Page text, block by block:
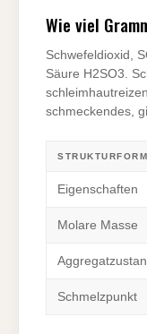
Wie viel
Schwefeldioxid,
Säure H2SO3.
schmeckendes,
Eigenschaften
Molare Masse
Schmelzpunkt